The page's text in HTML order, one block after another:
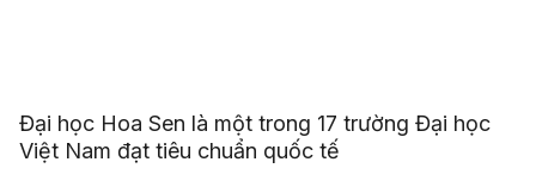
Đại học Hoa Sen là một trong 17 trường Đại học
Việt Nam đạt tiêu chuẩn quốc tế